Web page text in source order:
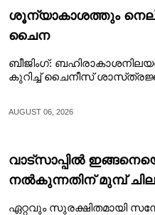
ശൂന്യാകാശത്തും
ചൈന
ബീജിംഗ്:
കുറിച്ച് ചൈനീസ്
AUGUST 06, 2026
വാട്‌സാപ്പിൽ
നൽകുന്നതിന് മുമ്പ്
അറിഞ്ഞിരിക്കൂ
ഏറ്റവും സുരക്ഷിതമായി